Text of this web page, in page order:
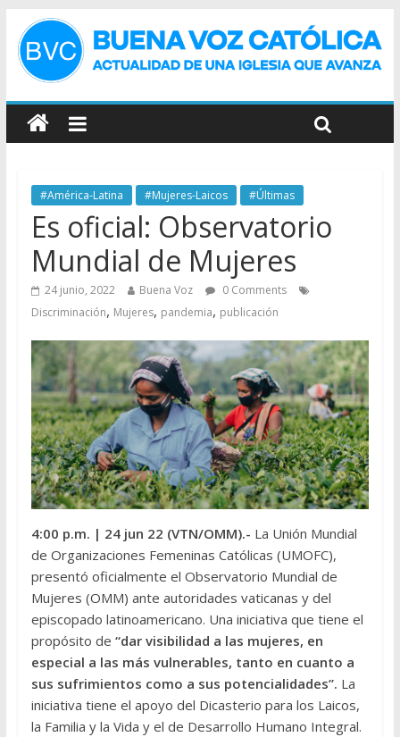
#América-Latina #Mujeres-Laicos #Últimas
Es oficial: Observatorio
Mundial de Mujeres
24 junio, 2022 Buena Voz
0 Comments
Discriminación, Mujeres, pandemia, publicación
4:00 p.m. | 24 jun 22 (VTN/OMM).- La Unión Mundial
de Organizaciones Femeninas Católicas (UMOFC),
presentó oficialmente el Observatorio Mundial de
Mujeres (OMM) ante autoridades vaticanas y del
episcopado latinoamericano. Una iniciativa que tiene el
propósito de “dar visibilidad a las mujeres, en
especial a las más vulnerables, tanto en cuanto a
sus sufrimientos como a sus potencialidades”. La
iniciativa tiene el apoyo del Dicasterio para los Laicos,
la Familia y la Vida y el de Desarrollo Humano Integral.